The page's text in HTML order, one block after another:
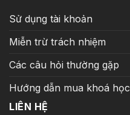
Sử dụng tài khoản
Miễn trừ trách nhiệm
Các câu hỏi thường gặp
Hướng dẫn mua khoá học
LIÊN HỆ